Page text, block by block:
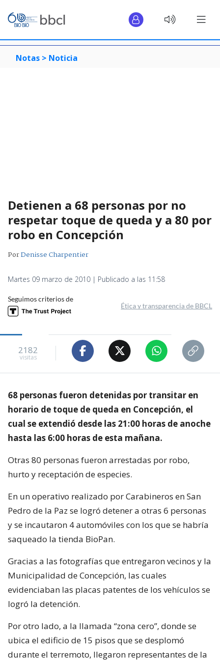
Notas > Noticia
Detienen a 68 personas por no
respetar toque de queda y a 80 por
robo en Concepción
PorDenisse Charpentier
Martes 09 marzo de 2010 | Publicado a las 11:58
Seguimos criterios de
Ética y transparencia de BBCL
2182
visitas
68 personas fueron detenidas por transitar en
horario de toque de queda en Concepción, el
cual se extendió desde las 21:00 horas de anoche
hasta las 6:00 horas de esta mañana.
Otras 80 personas fueron arrestadas por robo,
hurto y receptación de especies.
En un operativo realizado por Carabineros en San
Pedro de la Paz se logró detener a otras 6 personas
y se incautaron 4 automóviles con los que se habría
saqueado la tienda BioPan.
Gracias a las fotografías que entregaron vecinos y la
Municipalidad de Concepción, las cuales
evidenciaban las placas patentes de los vehículos se
logró la detención.
Por otro lado, a la llamada “zona cero”, donde se
ubica el edificio de 15 pisos que se desplomó
durante el terremoto, llegaron representantes de la